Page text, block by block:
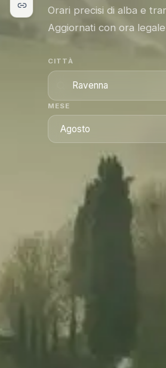
Orari precisi di alba e
Aggiornati con ora legale
CITTÀ
MESE